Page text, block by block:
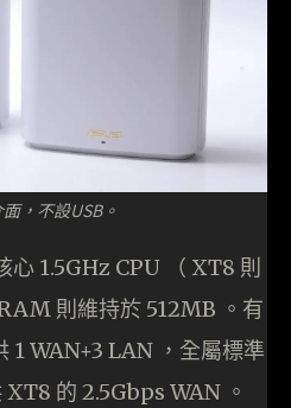
，不設USB。
1.5GHz CPU （ XT8 則
則維持於 512MB 。有
1 WAN+3 LAN ，全屬標準
的 2.5Gbps WAN 。